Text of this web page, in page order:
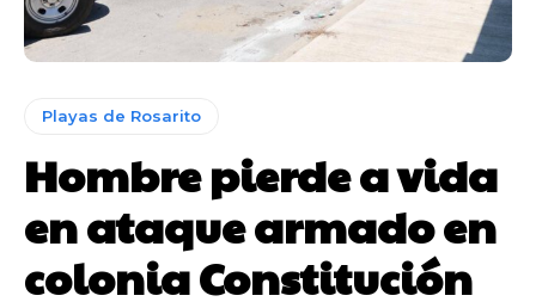
Playas de Rosarito
Hombre pierde a vida
en ataque armado en
colonia Constitución